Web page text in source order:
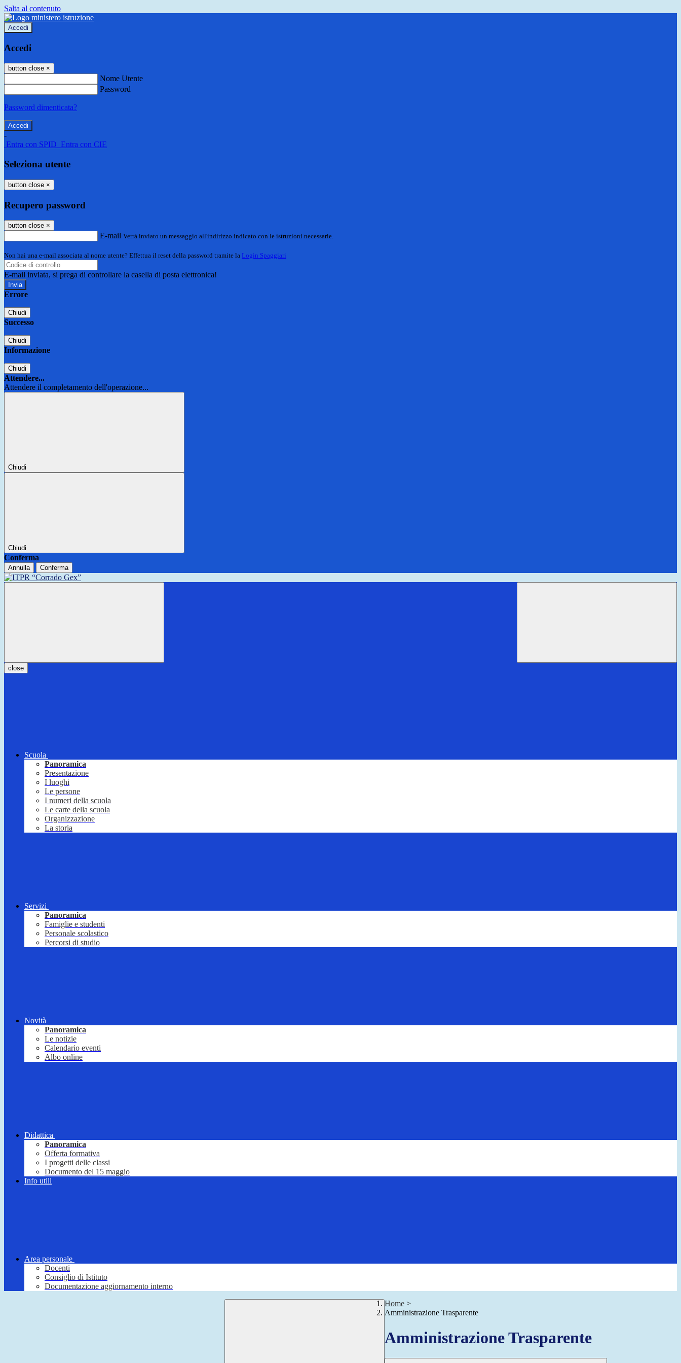
Salta al contenuto
Accedi
Accedi
button close ×
Nome Utente
Password
Password dimenticata?
-
Entra con SPID Entra con CIE
Seleziona utente
button close ×
Recupero password
button close ×
E-mail Verrà inviato un messaggio all'indirizzo indicato con le istruzioni necessarie.
Non hai una e-mail associata al nome utente? Effettua il reset della password tramite la Login Spaggiari
E-mail inviata, si prega di controllare la casella di posta elettronica!
Errore
Chiudi
Successo
Chiudi
Informazione
Chiudi
Attendere...
Attendere il completamento dell'operazione...
Chiudi
Chiudi
Conferma
Annulla Conferma
close
Scuola
Panoramica
Presentazione
I luoghi
Le persone
I numeri della scuola
Le carte della scuola
Organizzazione
La storia
Servizi
Panoramica
Famiglie e studenti
Personale scolastico
Percorsi di studio
Novità
Panoramica
Le notizie
Calendario eventi
Albo online
Didattica
Panoramica
Offerta formativa
I progetti delle classi
Documento del 15 maggio
Info utili
Area personale
Docenti
Consiglio di Istituto
Documentazione aggiornamento interno
Home >
Amministrazione Trasparente
Amministrazione Trasparente